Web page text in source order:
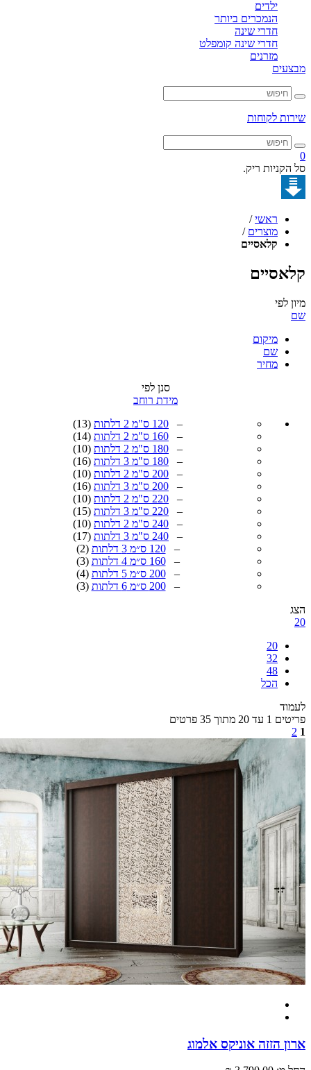
הנמכרים ביותר
חדרי שינה
חדרי שינה קומפלט
מזרנים
לקוחות
ריק.
ראשי
/
מוצרים /
קלאסיים
מיקום
שם
מחיר
סנן לפי
מידת רוחב
120 ס"מ 2 דלתות
(13)
160 ס"מ 2 דלתות
(14)
180 ס"מ 2 דלתות
(10)
180 ס"מ 3 דלתות
(16)
200 ס"מ 2 דלתות
(10)
200 ס"מ 3 דלתות
(16)
220 ס"מ 2 דלתות
(10)
220 ס"מ 3 דלתות
(15)
240 ס"מ 2 דלתות
(10)
240 ס"מ 3 דלתות
(17)
120 ס״מ 3 דלתות
(2)
160 ס״מ 4 דלתות
(3)
200 ס״מ 5 דלתות
(4)
200 ס״מ 6 דלתות (3)
הכל
35 פרטים
הזזה אוניקס אלמוג